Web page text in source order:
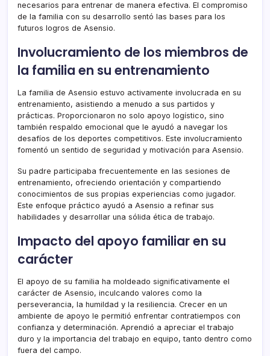
necesarios para entrenar de manera efectiva. El compromiso
de la familia con su desarrollo sentó las bases para los
futuros logros de Asensio.
Involucramiento de los miembros de
la familia en su entrenamiento
La familia de Asensio estuvo activamente involucrada en su
entrenamiento, asistiendo a menudo a sus partidos y
prácticas. Proporcionaron no solo apoyo logístico, sino
también respaldo emocional que le ayudó a navegar los
desafíos de los deportes competitivos. Este involucramiento
fomentó un sentido de seguridad y motivación para Asensio.
Su padre participaba frecuentemente en las sesiones de
entrenamiento, ofreciendo orientación y compartiendo
conocimientos de sus propias experiencias como jugador.
Este enfoque práctico ayudó a Asensio a refinar sus
habilidades y desarrollar una sólida ética de trabajo.
Impacto del apoyo familiar en su
carácter
El apoyo de su familia ha moldeado significativamente el
carácter de Asensio, inculcando valores como la
perseverancia, la humildad y la resiliencia. Crecer en un
ambiente de apoyo le permitió enfrentar contratiempos con
confianza y determinación. Aprendió a apreciar el trabajo
duro y la importancia del trabajo en equipo, tanto dentro como
fuera del campo.